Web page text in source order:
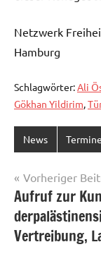
Netzwerk
Hamburg
Schlagwörter:Ali
Gökhan Yildirim,
News Termine
Vorheriger
Aufruf zur
Vertreibung,